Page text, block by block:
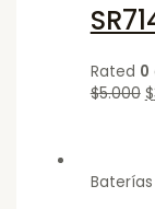
Rated 0
$5.000 $
Baterías